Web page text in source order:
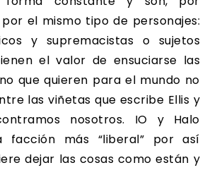
el mismo tipo de personajes:
y supremacistas o sujetos
el valor de ensuciarse las
que quieren para el mundo no
las viñetas que escribe Ellis y
nosotros. IO y Halo
facción más “liberal” por así
dejar las cosas como están y